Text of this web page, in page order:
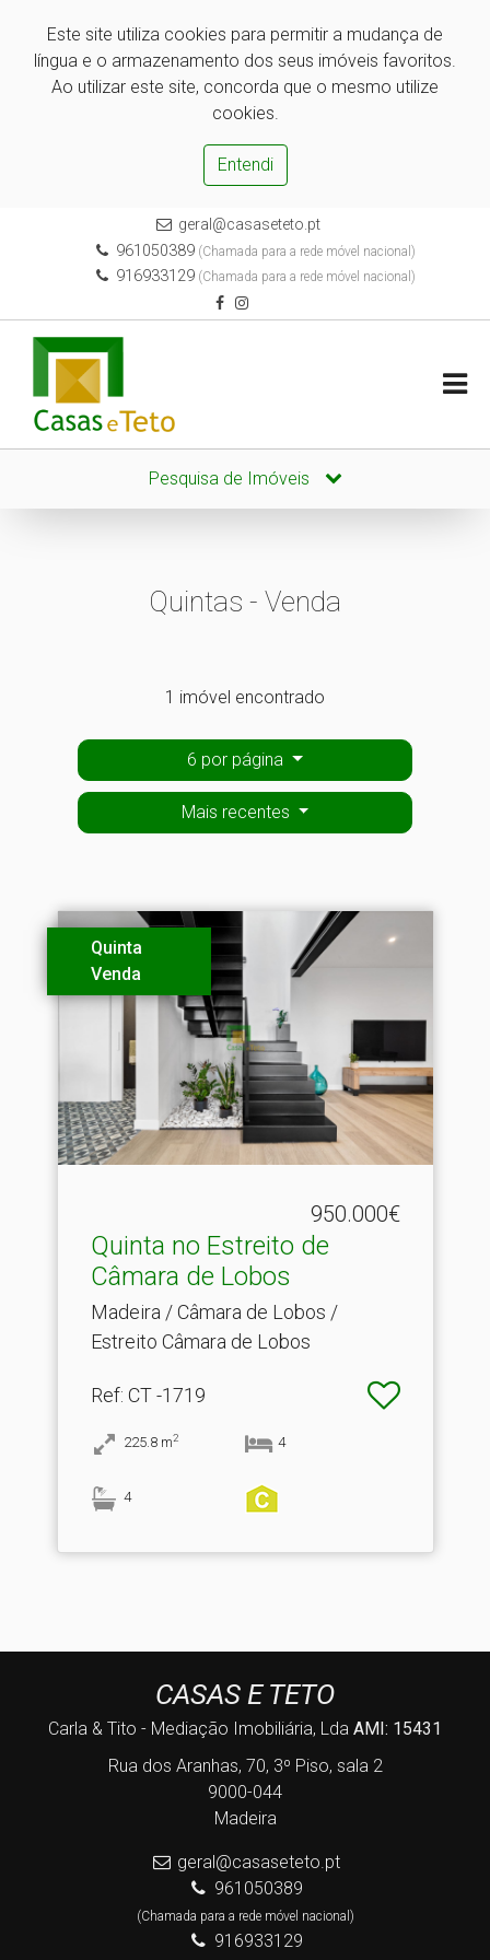
Este site utiliza cookies para permitir a mudança de
língua e o armazenamento dos seus imóveis favoritos.
Ao utilizar este site, concorda que o mesmo utilize
cookies.
Entendi
geral@casaseteto.pt
961050389 (Chamada para a rede móvel nacional)
916933129 (Chamada para a rede móvel nacional)
Pesquisa de Imóveis
Quintas - Venda
1 imóvel encontrado
6 por página
Mais recentes
Quinta
Venda
950.000€
Quinta no Estreito de
Câmara de Lobos
Madeira / Câmara de Lobos /
Estreito Câmara de Lobos
Ref: CT -1719
225.8 m2 4
4
CASAS E TETO
Carla & Tito - Mediação Imobiliária, Lda AMI: 15431
Rua dos Aranhas, 70, 3º Piso, sala 2
9000-044
Madeira
geral@casaseteto.pt
961050389
(Chamada para a rede móvel nacional)
916933129